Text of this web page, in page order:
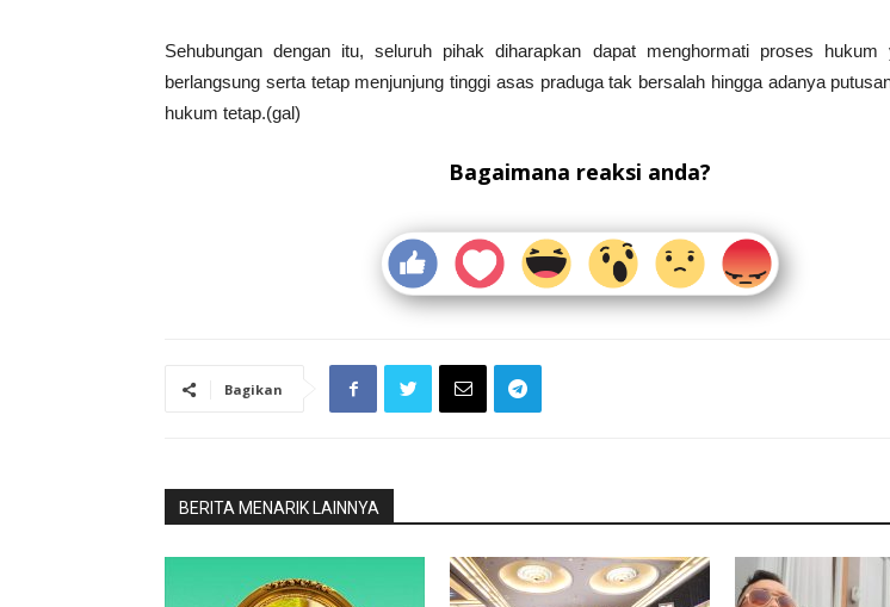
Sehubungan dengan itu, seluruh pihak diharapkan dapat menghormati proses hukum
berlangsung serta tetap menjunjung tinggi asas praduga tak bersalah hingga adanya
hukum tetap.(gal)
Bagaimana reaksi anda?
Bagikan
BERITA MENARIK LAINNYA